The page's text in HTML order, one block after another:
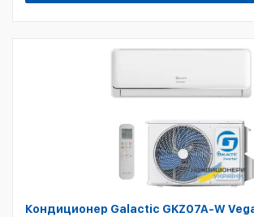
Кондиционер Galactic GKZ07A-W